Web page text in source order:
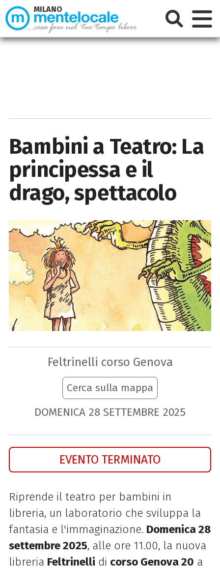
Bambini a Teatro: La
principessa e il
drago, spettacolo
Feltrinelli corso Genova
Cerca sulla mappa
DOMENICA 28 SETTEMBRE 2025
EVENTO TERMINATO
Riprende il teatro per bambini in
libreria, un laboratorio che sviluppa la
fantasia e l'immaginazione. Domenica 28
settembre 2025, alle ore 11.00, la nuova
libreria Feltrinelli di corso Genova 20 a
MILANO